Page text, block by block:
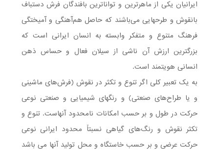
ایرانیان یکی از ماهرترین و تواناترین بافندگان فرش دستباف
بانقوش و طرحهایی می‌باشند که حاصل هم‌آهنگی و آمیختگی
فرهنگ متنوع و متفکر وابسته به انسان ایرانی است که
بزرگترین ارزش آن ناشی از سیلان فعال و حساس ذهن
انسانی هویتمند است.
به یک تعبیر کلی اگر تنوع و تکثر در نقوش (فرش‌های ماشینی
و یا طراح‌های صنعتی) و رنگهای شیمیایی و صنعتی نوعی
حرکت در طول و بر حسب امکانات نامحدود آنهاست. تنوع و
تکثر نقوش و رنگ‌های گیاهی نسبتاً محدود ایرانی نوعی
حرکت عرضی و بر حسب خاستگاه و محل تولید آنها می باشد